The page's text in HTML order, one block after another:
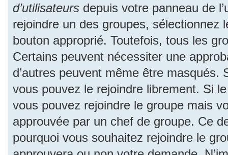
d’utilisateurs depuis votre panneau de
rejoindre un des groupes, sélectionnez
bouton approprié. Toutefois, tous les
Certains peuvent nécessiter une
d’autres peuvent même être
vous pouvez le rejoindre librement. Si
vous pouvez rejoindre le groupe mais
approuvée par un chef de groupe. Ce
pourquoi vous souhaitez rejoindre le